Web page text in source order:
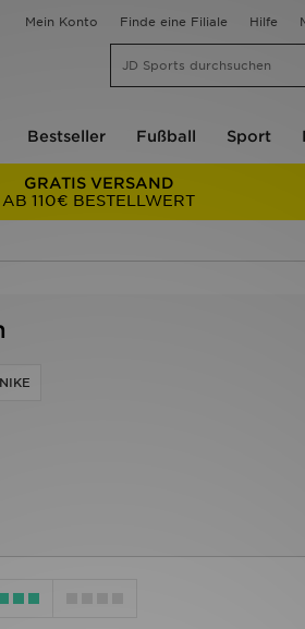
Mein Konto Finde eine Filiale Hilfe
Bestseller Fußball Sport
GRATIS VERSAND
AB 110€ BESTELLWERT
NIKE